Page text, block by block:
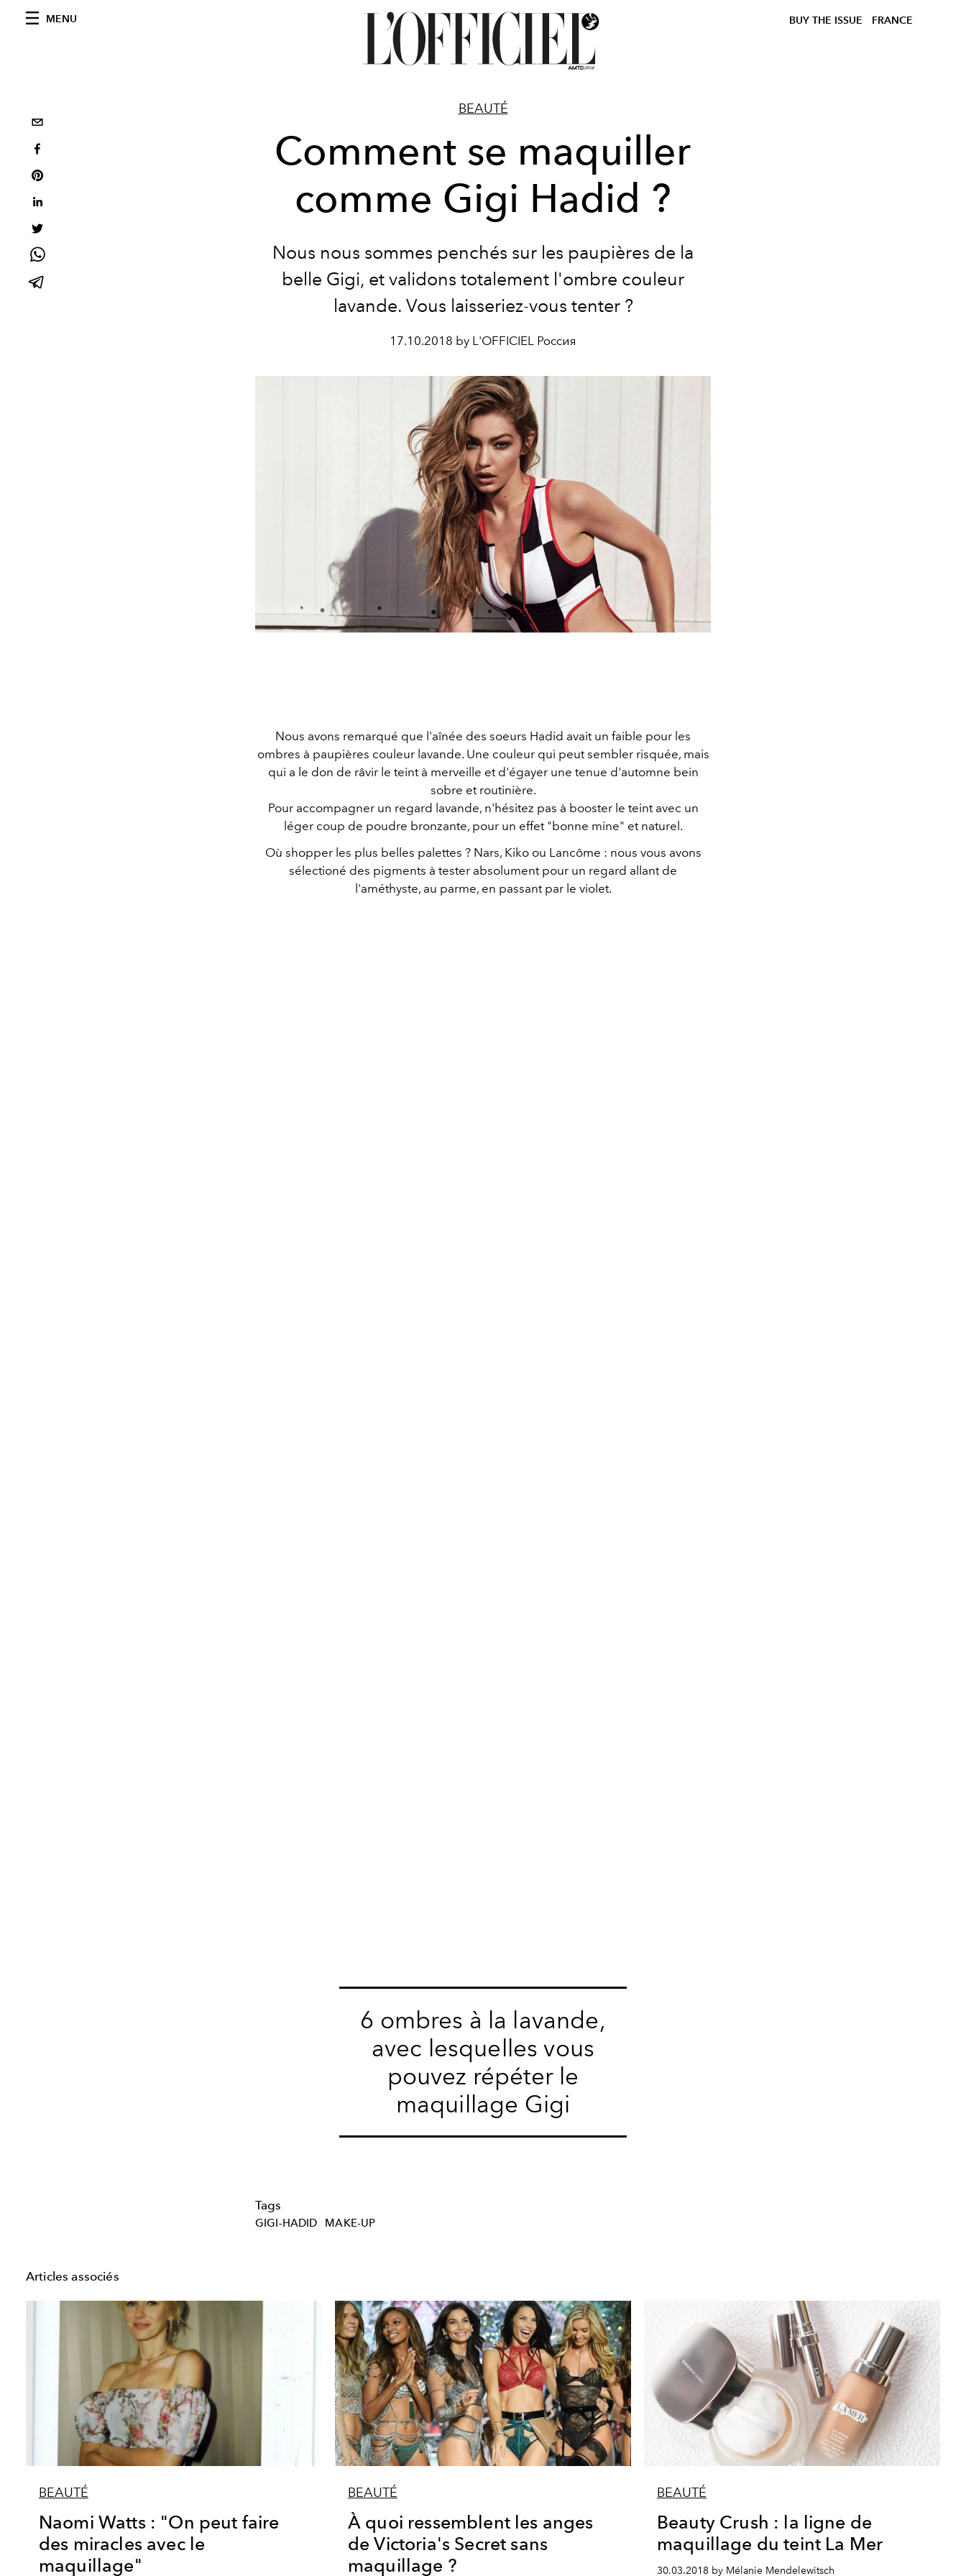
MENU BUY THE ISSUE FRANCE
BEAUTÉ
Comment se maquiller
comme Gigi Hadid ?
Nous nous sommes penchés sur les paupières de la
belle Gigi, et validons totalement l'ombre couleur
lavande. Vous laisseriez-vous tenter ?
17.10.2018 by L'OFFICIEL Россия
Nous avons remarqué que l'aînée des soeurs Hadid avait un faible pour les
ombres à paupières couleur lavande. Une couleur qui peut sembler risquée, mais
qui a le don de râvir le teint à merveille et d'égayer une tenue d'automne bein
sobre et routinière.
Pour accompagner un regard lavande, n'hésitez pas à booster le teint avec un
léger coup de poudre bronzante, pour un effet "bonne mine" et naturel.
Où shopper les plus belles palettes ? Nars, Kiko ou Lancôme : nous vous avons
sélectioné des pigments à tester absolument pour un regard allant de
l'améthyste, au parme, en passant par le violet.
6 ombres à la lavande,
avec lesquelles vous
pouvez répéter le
maquillage Gigi
Tags
GIGI-HADID MAKE-UP
Articles associés
BEAUTÉ
Naomi Watts : "On peut faire
des miracles avec le
maquillage"
BEAUTÉ
À quoi ressemblent les anges
de Victoria's Secret sans
maquillage ?
BEAUTÉ
Beauty Crush : la ligne de
maquillage du teint La Mer
30.03.2018 by Mélanie Mendelewitsch